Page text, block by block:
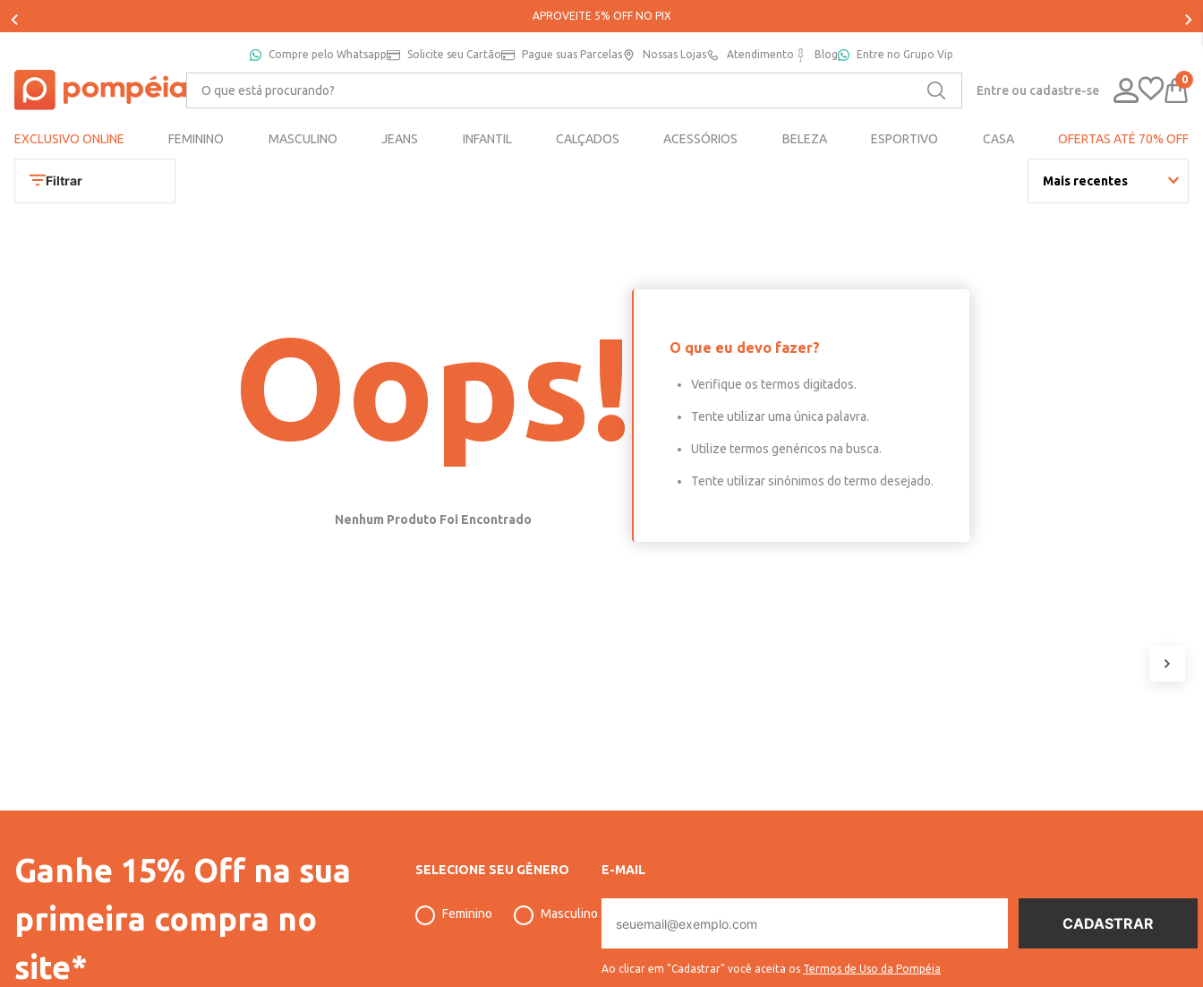
APROVEITE 5% OFF NO PIX
Compre pelo Whatsapp Solicite seu Cartão Pague suas Parcelas Nossas Lojas Atendimento Blog Entre no Grupo Vip
O que está procurando?
Entre ou cadastre-se
0
EXCLUSIVO ONLINE FEMININO MASCULINO JEANS INFANTIL CALÇADOS ACESSÓRIOS BELEZA ESPORTIVO CASA OFERTAS ATÉ 70% OFF
Filtrar Mais recentes
Oops! O que eu devo fazer?
Verifique os termos digitados.
Tente utilizar uma única palavra.
Utilize termos genéricos na busca.
Tente utilizar sinônimos do termo desejado.
Ganhe 15% Off na sua
primeira compra no
site*
SELECIONE SEU GÊNERO
Feminino Masculino
E-MAIL
mail
Ao clicar em "Cadastrar" você aceita os Termos de Uso da Pompéia